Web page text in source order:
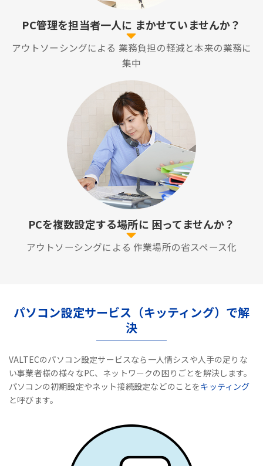
PC管理を担当者一人に まかせていませんか？
アウトソーシングによる 業務負担の軽減と本来の業務に
集中
PCを複数設定する場所に 困ってませんか？
アウトソーシングによる 作業場所の省スペース化
パソコン設定サービス（キッティング）で解
決
VALTECのパソコン設定サービスなら一人情シスや人手の足りな
い事業者様の様々なPC、ネットワークの困りごとを解決します。
パソコンの初期設定やネット接続設定などのことをキッティング
と呼びます。